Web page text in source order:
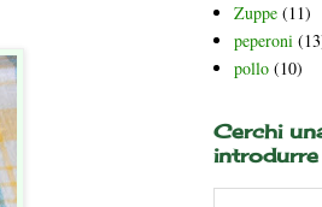
Zuppe (11)
peperoni
pollo (10)
Cerchi
introdurre